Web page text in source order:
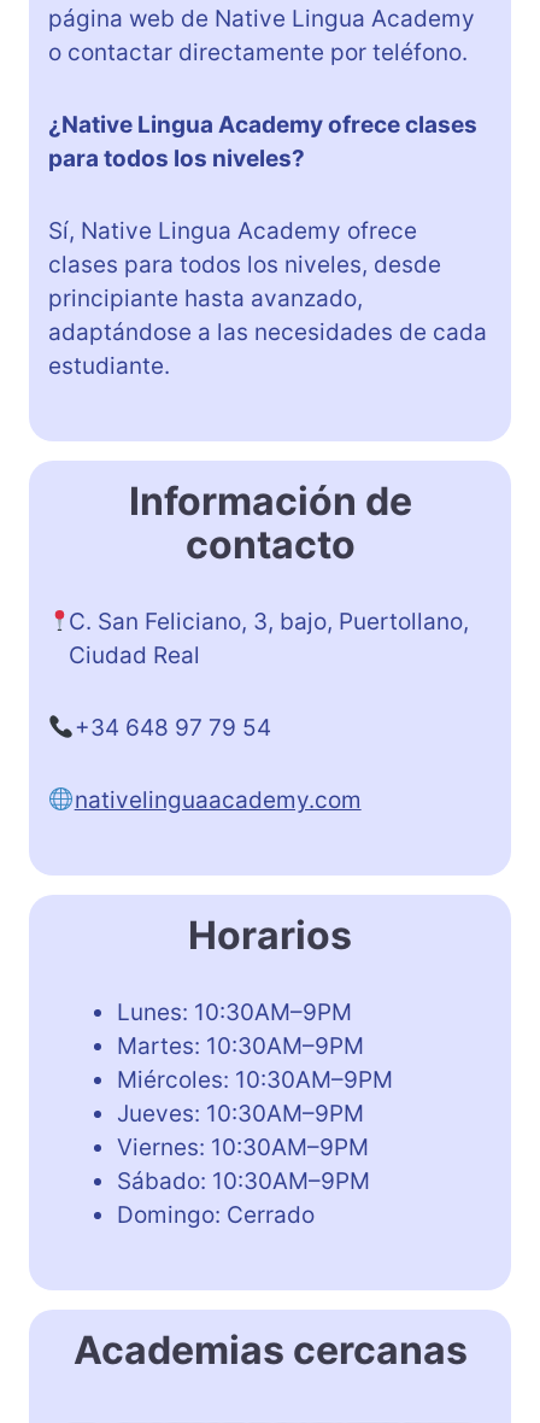
página web de Native Lingua Academy
o contactar directamente por teléfono.
¿Native Lingua Academy ofrece clases
para todos los niveles?
Sí, Native Lingua Academy ofrece
clases para todos los niveles, desde
principiante hasta avanzado,
adaptándose a las necesidades de cada
estudiante.
Información de
contacto
C. San Feliciano, 3, bajo, Puertollano,
Ciudad Real
+34 648 97 79 54
nativelinguaacademy.com
Horarios
Lunes: 10:30AM–9PM
Martes: 10:30AM–9PM
Miércoles: 10:30AM–9PM
Jueves: 10:30AM–9PM
Viernes: 10:30AM–9PM
Sábado: 10:30AM–9PM
Domingo: Cerrado
Academias cercanas